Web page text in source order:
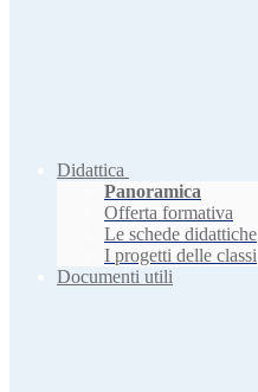
Didattica
Panoramica
Offerta formativa
Le schede didattiche
I progetti delle classi
Documenti utili